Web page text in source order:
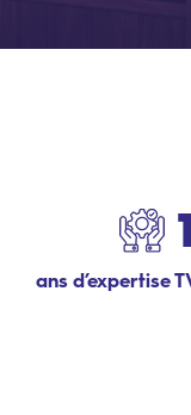
ans d’expertise